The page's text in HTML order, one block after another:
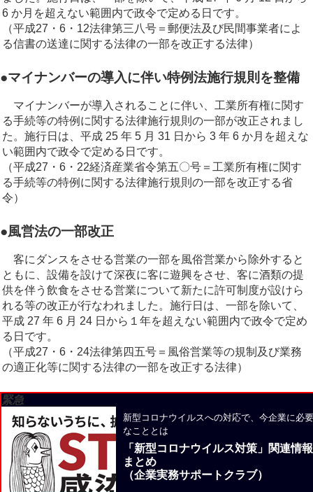
6 か月を超えない範囲内で政令で定める日です。
（平成27・6・12法律第三八号＝郵便法及び民間事業者によ
る信書の送達に関する法律の一部を改正する法律）
●マイナンバーの導入に伴い特例法施行規則を整備
マイナンバーが導入されることに伴い、工業所有権に関す
る手続等の特例に関する法律施行規則の一部が改正されまし
た。施行日は、平成 25 年 5 月 31 日から 3 年 6 か月を超えな
い範囲内で政令で定める日です。
（平成27・6・22経済産業省令第五〇号＝工業所有権に関す
る手続等の特例に関する法律施行規則の一部を改正する省
令）
●風営法の一部改正
客にダンスをさせる営業の一部を風俗営業から除外すると
ともに、設備を設けて深夜に客に遊興をさせ、客に酒類の提
供を伴う飲食をさせる営業について新たに許可制度が設けら
れる等の改正が行なわれました。施行日は、一部を除いて、
平成 27 年 6 月 24 日から１年を超えない範囲内で政令で定め
る日です。
（平成27・6・24法律第四五号＝風俗営業等の規制及び業務
の適正化等に関する法律の一部を改正する法律）
緊急
新型コロナウイルスへの対応で、今企業に必要
なこととは
「新型コロナウイルス対策」関連情報
まとめ
（企業実務サポートクラブ）